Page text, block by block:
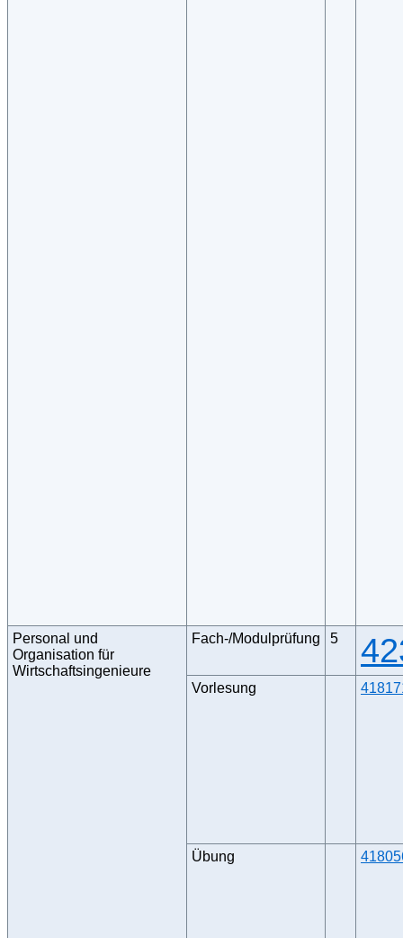
Personal und
Organisation für
Wirtschaftsingenieure
Fach-/Modulprüfung 5
Vorlesung
Übung